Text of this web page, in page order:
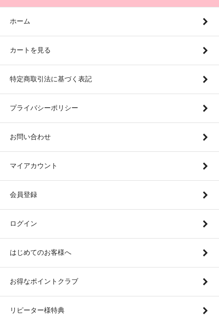
ホーム
カートを見る
特定商取引法に基づく表記
プライバシーポリシー
お問い合わせ
マイアカウント
会員登録
ログイン
はじめてのお客様へ
お得なポイントクラブ
リピーター様特典